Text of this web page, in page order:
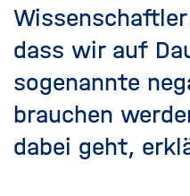
dass wir auf
sogenannte
brauchen
dabei geht,